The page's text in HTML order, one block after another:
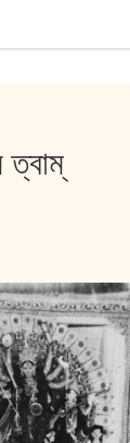
ত্বাম্‌